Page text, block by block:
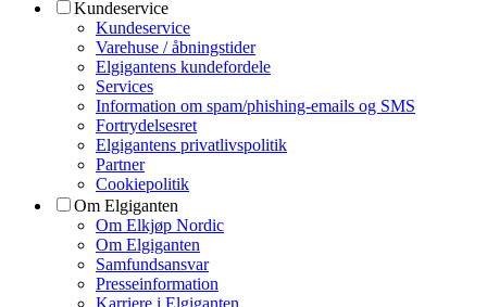
Kundeservice
Kundeservice
Varehuse / åbningstider
Elgigantens kundefordele
Services
Information om spam/phishing-emails og SMS
Fortrydelsesret
Elgigantens privatlivspolitik
Partner
Cookiepolitik
Om Elgiganten
Om Elkjøp Nordic
Om Elgiganten
Samfundsansvar
Presseinformation
Karriere i Elgiganten